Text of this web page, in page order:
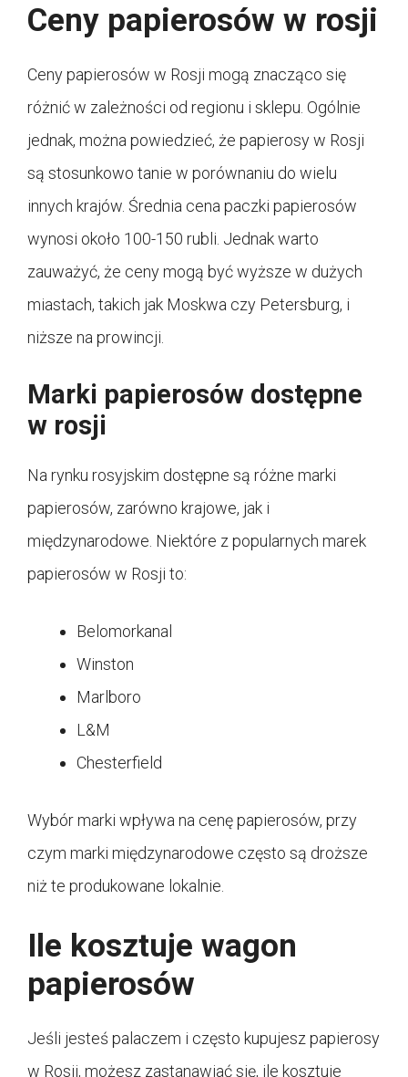
Ceny papierosów w rosji
Ceny papierosów w Rosji mogą znacząco się
różnić w zależności od regionu i sklepu. Ogólnie
jednak, można powiedzieć, że papierosy w Rosji
są stosunkowo tanie w porównaniu do wielu
innych krajów. Średnia cena paczki papierosów
wynosi około 100-150 rubli. Jednak warto
zauważyć, że ceny mogą być wyższe w dużych
miastach, takich jak Moskwa czy Petersburg, i
niższe na prowincji.
Marki papierosów dostępne
w rosji
Na rynku rosyjskim dostępne są różne marki
papierosów, zarówno krajowe, jak i
międzynarodowe. Niektóre z popularnych marek
papierosów w Rosji to:
Belomorkanal
Winston
Marlboro
L&M
Chesterfield
Wybór marki wpływa na cenę papierosów, przy
czym marki międzynarodowe często są droższe
niż te produkowane lokalnie.
Ile kosztuje wagon
papierosów
Jeśli jesteś palaczem i często kupujesz papierosy
w Rosji, możesz zastanawiać się, ile kosztuje